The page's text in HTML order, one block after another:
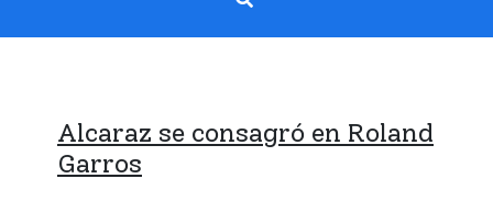
Alcaraz se consagró en Roland
Garros